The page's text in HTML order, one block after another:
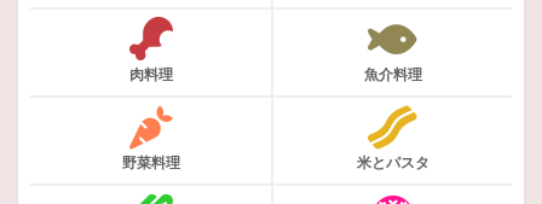
肉料理 魚介料理
野菜料理 米とパスタ